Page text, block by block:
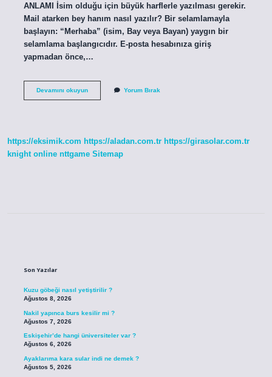
ANLAMI İsim olduğu için büyük harflerle yazılması gerekir.
Mail atarken bey hanım nasıl yazılır? Bir selamlamayla
başlayın: “Merhaba” (isim, Bay veya Bayan) yaygın bir
selamlama başlangıcıdır. E-posta hesabınıza giriş
yapmadan önce,…
Devamını okuyunBey
Yorum Bırak
https://eksimik.com https://aladan.com.tr https://girasolar.com.tr
knight online nttgame Sitemap
Son Yazılar
Kuzu göbeği nasıl yetiştirilir ?
Ağustos 8, 2026
Nakil yapınca burs kesilir mi ?
Ağustos 7, 2026
Eskişehir’de hangi üniversiteler var ?
Ağustos 6, 2026
Ayaklarıma kara sular indi ne demek ?
Ağustos 5, 2026